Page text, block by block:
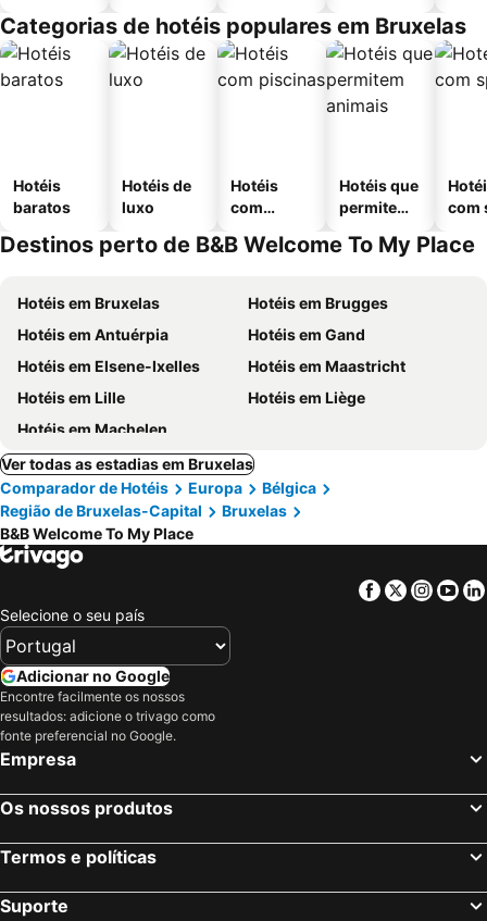
Categorias de hotéis populares em Bruxelas
Hotéis
baratos
Hotéis de
luxo
Hotéis
com
Hotéis que
permitem
com
Destinos perto de B&B Welcome To My Place
Hotéis em Bruxelas
Hotéis em Brugges
Hotéis em Antuérpia
Hotéis em Gand
Hotéis em Elsene-Ixelles
Hotéis em Maastricht
Hotéis em Lille
Hotéis em Liège
Hotéis em Machelen
Ver todas as estadias em Bruxelas
Comparador de Hotéis
Europa
Bélgica
Região de Bruxelas-Capital
Bruxelas
B&B Welcome To My Place
Facebook
Twitter
Selecione o seu país
Adicionar no Google
Encontre facilmente os nossos
resultados: adicione o trivago como
fonte preferencial no Google.
Empresa
Os nossos produtos
Termos e políticas
Suporte